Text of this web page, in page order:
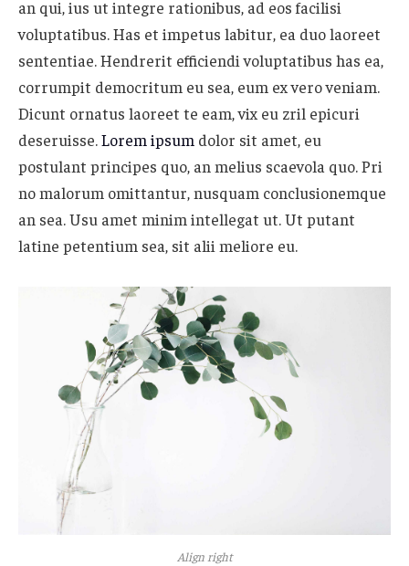
an qui, ius ut integre rationibus, ad eos facilisi
voluptatibus. Has et impetus labitur, ea duo laoreet
sententiae. Hendrerit efficiendi voluptatibus has ea,
corrumpit democritum eu sea, eum ex vero veniam.
Dicunt ornatus laoreet te eam, vix eu zril epicuri
deseruisse.Lorem ipsum dolor sit amet, eu
postulant principes quo, an melius scaevola quo. Pri
no malorum omittantur, nusquam conclusionemque
an sea. Usu amet minim intellegat ut. Ut putant
latine petentium sea, sit alii meliore eu.
Align right